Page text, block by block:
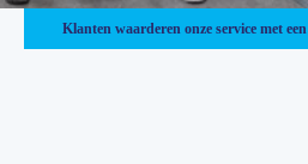
Klanten waarderen onze service met een